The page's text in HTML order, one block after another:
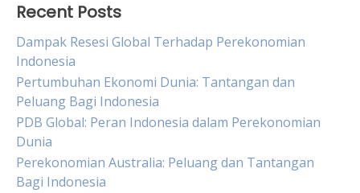
Recent Posts
Dampak Resesi Global Terhadap Perekonomian
Indonesia
Pertumbuhan Ekonomi Dunia: Tantangan dan
Peluang Bagi Indonesia
PDB Global: Peran Indonesia dalam Perekonomian
Dunia
Perekonomian Australia: Peluang dan Tantangan
Bagi Indonesia